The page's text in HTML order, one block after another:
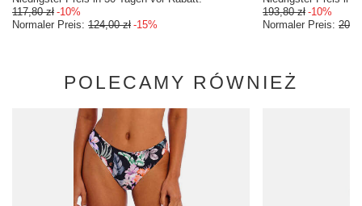
117,80 zł -10%
Normaler Preis: 124,00 zł -15%
193,80 zł -10%
Normaler Preis:
POLECAMY RÓWNIEŻ